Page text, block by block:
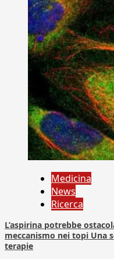
Medicina
News
Ricerca
L’aspirina potrebbe
meccanismo nei topi Una
terapie